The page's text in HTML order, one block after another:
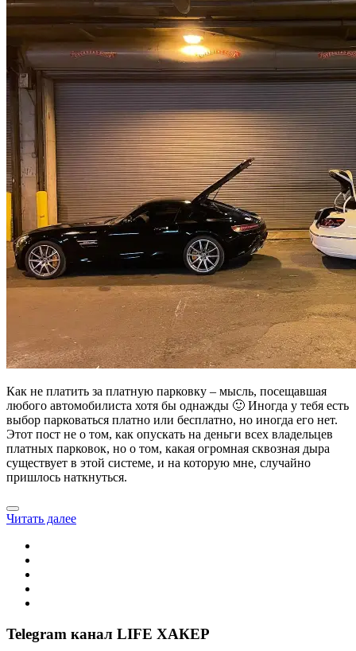
Как не платить за платную парковку – мысль, посещавшая
любого автомобилиста хотя бы однажды 🙂 Иногда у тебя есть
выбор парковаться платно или бесплатно, но иногда его нет.
Этот пост не о том, как опускать на деньги всех владельцев
платных парковок, но о том, какая огромная сквозная дыра
существует в этой системе, и на которую мне, случайно
пришлось наткнуться.
Читать далее
Telegram канал LIFE ХАКЕР